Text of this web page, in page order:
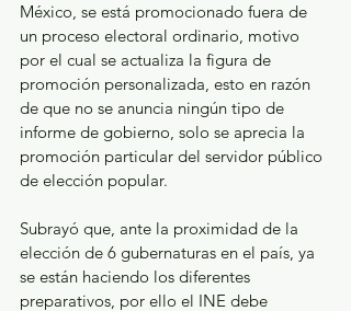
México, se está promocionado fuera de
un proceso electoral ordinario, motivo
por el cual se actualiza la figura de
promoción personalizada, esto en razón
de que no se anuncia ningún tipo de
informe de gobierno, solo se aprecia la
promoción particular del servidor público
de elección popular.
Subrayó que, ante la proximidad de la
elección de 6 gubernaturas en el país, ya
se están haciendo los diferentes
preparativos, por ello el INE debe